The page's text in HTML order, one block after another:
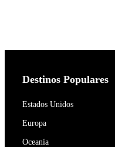
Destinos Populares
Estados Unidos
Europa
Oceanía